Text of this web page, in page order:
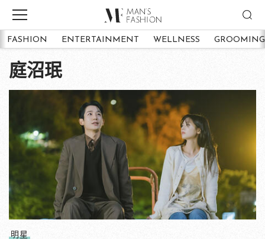
FASHION ENTERTAINMENT WELLNESS GROOMING
庭沼珉
明星